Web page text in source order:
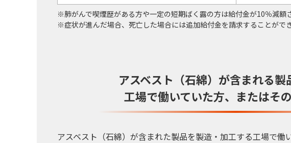
肺がんで喫煙歴がある方や一定の短期ばく露の方は給付金が10％減額
症状が進んだ場合、死亡した場合には追加給付金を請求することができ
アスベスト（石綿）が含まれる製
工場で働いていた方、 またはそ
アスベスト（石綿）が含まれた製品を製造・加工する工場で働